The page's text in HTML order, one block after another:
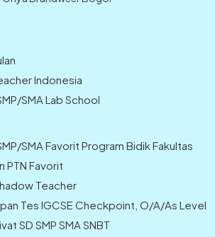
Indonesia
SMA Lab School
SMA Favorit Program Bidik Fakultas
PTN Favorit
Teacher
Tes IGCSE Checkpoint, O/A/As Level
SD SMP SMA SNBT